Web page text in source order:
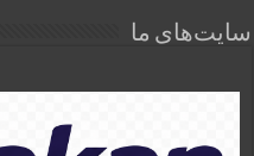
سایت‌های ما